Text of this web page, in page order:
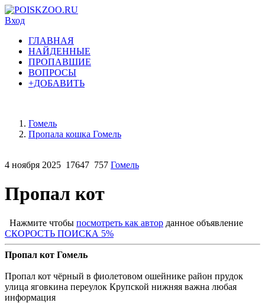
Вход
ГЛАВНАЯ
НАЙДЕННЫЕ
ПРОПАВШИЕ
ВОПРОСЫ
+ДОБАВИТЬ
Гомель
Пропала кошка Гомель
4 ноября 2025 17647 757 Гомель
Пропал кот
Нажмите чтобы посмотреть как автор данное объявление
СКОРОСТЬ ПОИСКА 5%
Пропал кот Гомель
Пропал кот чёрный в фиолетовом ошейнике район прудок
улица яговкина переулок Крупской нижняя важна любая
информация